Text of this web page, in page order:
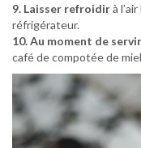
9. Laisser refroidirà
réfrigérateur.
10. Au moment de servir
café de compotée de